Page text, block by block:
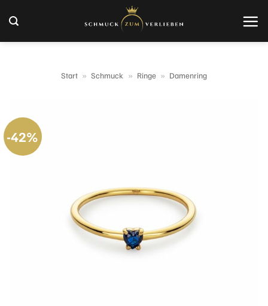
Inhalt
springen
Start » Schmuck » Ringe » Damenring
-42%